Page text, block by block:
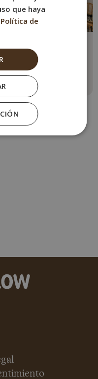
Max. 2 personas
1 cama doble
Ver más
que haya
Política de